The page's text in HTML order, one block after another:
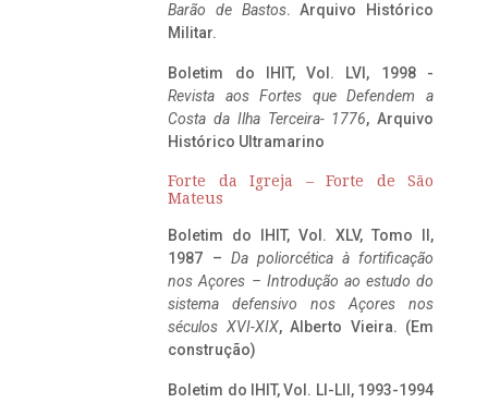
Barão de Bastos. Arquivo Histórico
Militar.
Boletim do IHIT, Vol. LVI, 1998 -
Revista aos Fortes que Defendem a
Costa da Ilha Terceira- 1776, Arquivo
Histórico Ultramarino
Forte da Igreja – Forte de São
Mateus
Boletim do IHIT, Vol. XLV, Tomo II,
1987 – Da poliorcética à fortificação
nos Açores – Introdução ao estudo do
sistema defensivo nos Açores nos
séculos XVI-XIX, Alberto Vieira. (Em
construção)
Boletim do IHIT, Vol. LI-LII, 1993-1994